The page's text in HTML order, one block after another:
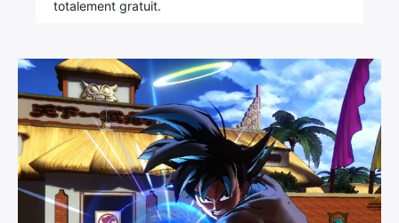
totalement gratuit.